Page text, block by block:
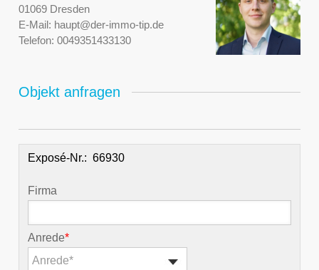
01069 Dresden
E-Mail: haupt@der-immo-tip.de
Telefon: 0049351433130
Objekt anfragen
Exposé-Nr.:
Firma
Anrede*
Anrede*